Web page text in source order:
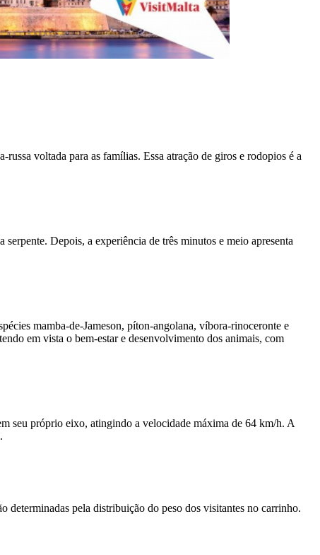
voltada para as famílias. Essa atração de giros e rodopios é a
Depois, a experiência de três minutos e meio apresenta
mamba-de-Jameson, píton-angolana, víbora-rinoceronte e
em vista o bem-estar e desenvolvimento dos animais, com
seu próprio eixo, atingindo a velocidade máxima de 64 km/h. A
determinadas pela distribuição do peso dos visitantes no carrinho.